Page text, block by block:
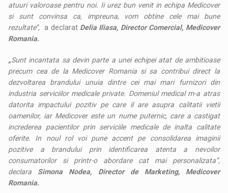
atuuri valoroase pentru noi. Ii urez bun venit in echipa Medicover
si sunt convinsa ca, impreuna, vom obtine cele mai bune
rezultate’’, a declarat Delia Iliasa, Director Comercial, Medicover
Romania.
„Sunt incantata sa devin parte a unei echipei atat de ambitioase
precum cea de la Medicover Romania si sa contribui direct la
dezvoltarea brandului unuia dintre cei mai mari furnizori din
industria serviciilor medicale private. Domeniul medical m-a atras
datorita impactului pozitiv pe care il are asupra calitatii vietii
oamenilor, iar Medicover este un nume puternic, care a castigat
increderea pacientilor prin serviciile medicale de inalta calitate
oferite. In noul rol voi pune accent pe consolidarea imaginii
pozitive a brandului prin identificarea atenta a nevoilor
consumatorilor si printr-o abordare cat mai personalizata”,
declara Simona Nodea, Director de Marketing, Medicover
Romania.